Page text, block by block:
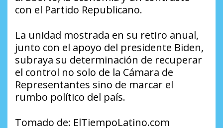
con el Partido Republicano.
La unidad mostrada en su retiro anual,
junto con el apoyo del presidente Biden,
subraya su determinación de recuperar
el control no solo de la Cámara de
Representantes sino de marcar el
rumbo político del país.
Tomado de: ElTiempoLatino.com